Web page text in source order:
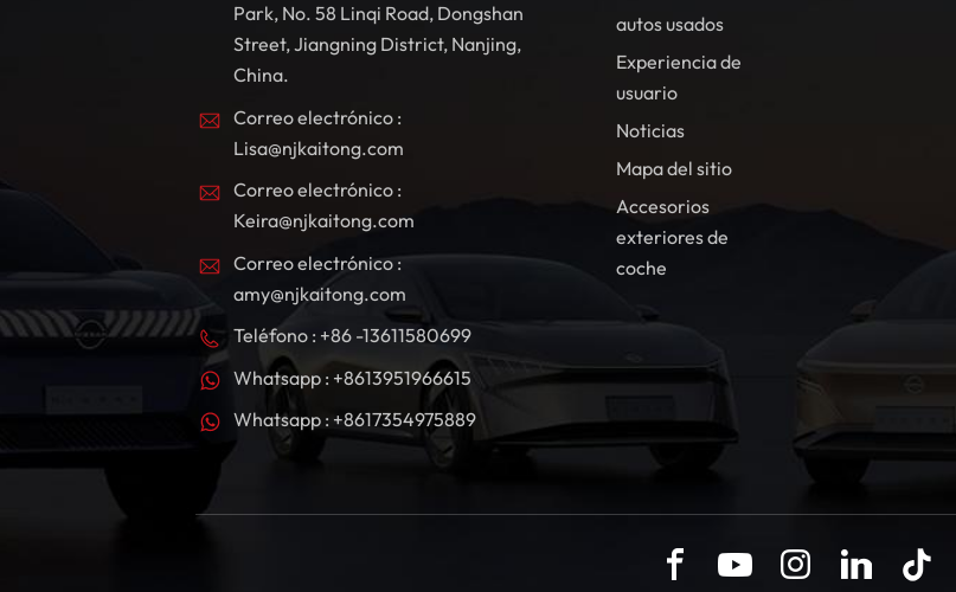
Park, No. 58 Linqi Road, Dongshan
Street, Jiangning District, Nanjing,
China.
Correo electrónico :
Lisa@njkaitong.com
Correo electrónico :
Keira@njkaitong.com
Correo electrónico :
amy@njkaitong.com
Teléfono : +86 -13611580699
Whatsapp : +8613951966615
Whatsapp : +8617354975889
autos usados
Experiencia de
usuario
Noticias
Mapa del sitio
Accesorios
exteriores de
coche